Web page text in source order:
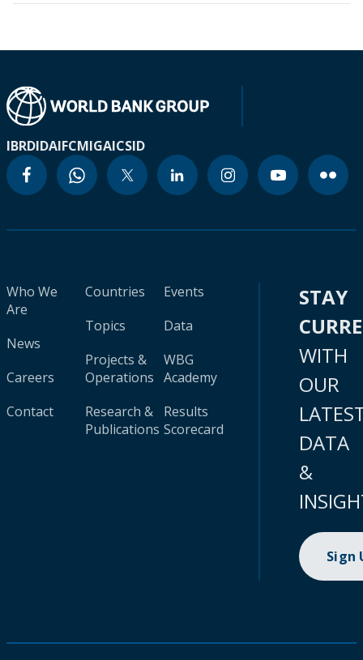
IBRDIDAIFCMIGAICSID
Who We
Are
News
Careers
Contact
Countries
Topics
Projects &
Operations
Research &
Publications
Events
Data
WBG
Academy
Results
Scorecard
STAY
WITH
OUR
DATA
&
Sign